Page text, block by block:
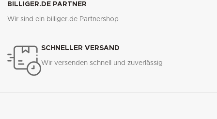
BILLIGER.DE PARTNER
Wir sind ein billiger.de Partnershop
SCHNELLER VERSAND
Wir versenden schnell und zuverlässig